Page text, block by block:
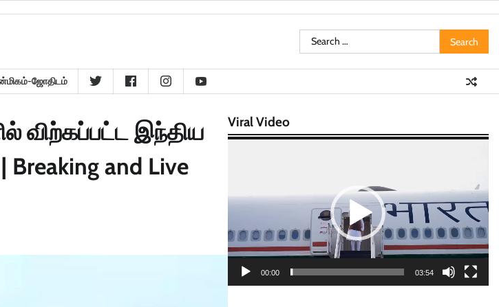
Search
for:
ஜோதிடம்
விற்கப்பட்ட இந்திய
and Live
Viral Video
00:00 03:54